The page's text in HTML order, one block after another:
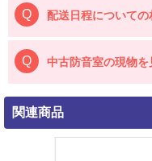
配送日程についての
中古防音室の現物を
関連商品